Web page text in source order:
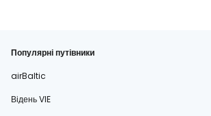
Популярні путівники
airBaltic
Відень VIE